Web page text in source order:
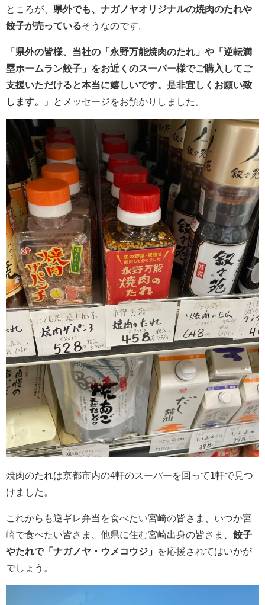
ところが、 県外でも、ナガノヤオリジナルの焼肉のたれや
餃子が売っているそうなのです。
「 県外の皆様、当社の「永野万能焼肉のたれ」や「逆転満
塁ホームラン餃子」をお近くのスーパー様でご購入してご
支援いただけると本当に嬉しいです。是非宜しくお願い致
します。
」とメッセージをお預かりしました。
焼肉のたれは京都市内の4軒のスーパーを回って1軒で見つ
けました。
これからも逆ギレ弁当を食べたい宮崎の皆さま、いつか宮
崎で食べたい皆さま、他県に住む宮崎出身の皆さま、 餃子
やたれで「ナガノヤ・ウメコウジ」
を応援されてはいかが
でしょう。